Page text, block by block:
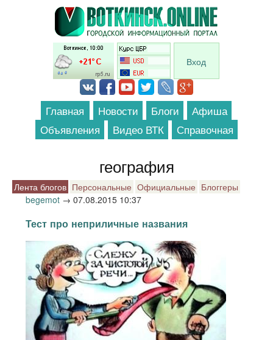
Перейти к основному содержанию
Вход
Главная Новости Блоги
Афиша
Объявления
Видео ВТК Справочная
география
Лента блогов Персональные Официальные Блоггеры
begemot → 07.08.2015 10:37
Тест про неприличные названия